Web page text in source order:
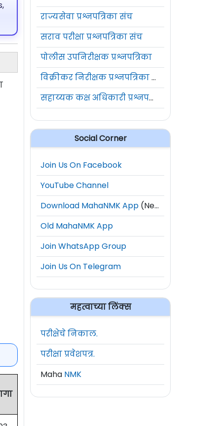
राज्यसेवा प्रश्नपत्रिका संच
सराव परीक्षा प्रश्नपत्रिका संच
पोलीस उपनिरीक्षक प्रश्नपत्रिका
विक्रीकर निरीक्षक प्रश्नपत्रिका संच
सहाय्यक कक्ष अधिकारी प्रश्नपत्रिका संच
Social Corner
Join Us On Facebook
YouTube Channel
Download MahaNMK App (New)
Old MahaNMK App
Join WhatsApp Group
Join Us On Telegram
महत्वाच्या लिंक्स
परीक्षेचे निकाल.
परीक्षा प्रवेशपत्र.
Maha NMK